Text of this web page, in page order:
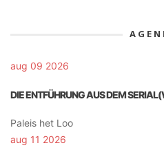
aug 09 2026
DIE ENTFÜHRUNG AUS DEM
Paleis het Loo
aug 11 2026